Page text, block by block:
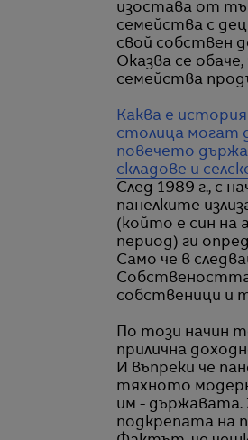
изостава от
семейства с
свой собствен
Оказва се
семейства
Каква е
столица могат
повечето
складове и
След 1989 г., с
панелките
(който е син на
период) ги
Само че в
Собствеността
собственици и
По този начин
прилична
И въпреки че
тяхното
им - държавата.
подкрепата на